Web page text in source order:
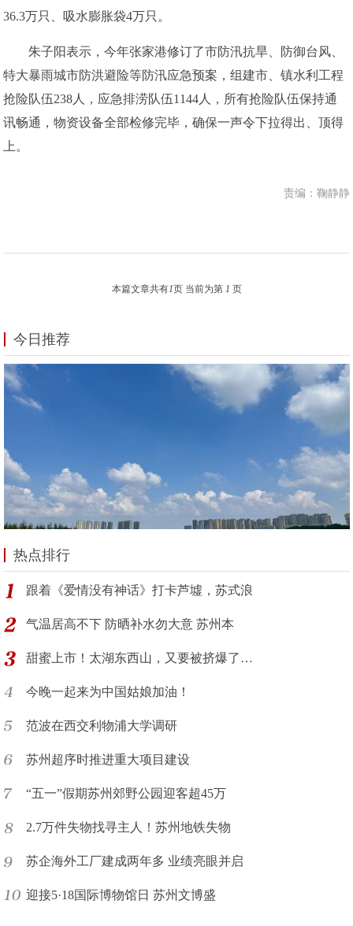
36.3万只、吸水膨胀袋4万只。
朱子阳表示，今年张家港修订了市防汛抗旱、防御台风、
特大暴雨城市防洪避险等防汛应急预案，组建市、镇水利工程
抢险队伍238人，应急排涝队伍1144人，所有抢险队伍保持通
讯畅通，物资设备全部检修完毕，确保一声令下拉得出、顶得
上。
责编：鞠静静
本篇文章共有1页 当前为第 1 页
今日推荐
热点排行
跟着《爱情没有神话》打卡芦墟，苏式浪
气温居高不下 防晒补水勿大意 苏州本
甜蜜上市！太湖东西山，又要被挤爆了…
今晚一起来为中国姑娘加油！
范波在西交利物浦大学调研
苏州超序时推进重大项目建设
“五一”假期苏州郊野公园迎客超45万
2.7万件失物找寻主人！苏州地铁失物
苏企海外工厂建成两年多 业绩亮眼并启
迎接5·18国际博物馆日 苏州文博盛